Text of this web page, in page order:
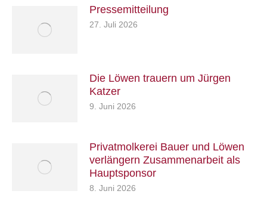
Pressemitteilung
27. Juli 2026
Die Löwen trauern um Jürgen
Katzer
9. Juni 2026
Privatmolkerei Bauer und Löwen
verlängern Zusammenarbeit als
Hauptsponsor
8. Juni 2026